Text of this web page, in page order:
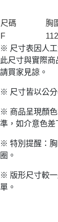
尺碼 胸
F
112
※ 尺寸表因人工
此尺寸與實際商
請買家見諒。
※ 尺寸皆以公分
※ 商品呈現顏
準，如介意色差
※ 特別提醒：胸
圈。
※ 版形尺寸較
單。